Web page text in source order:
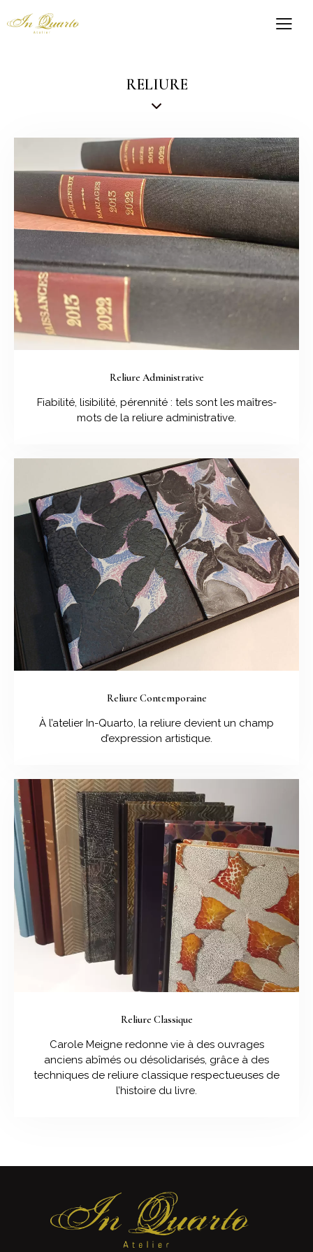
RELIURE
Reliure Administrative
Fiabilité, lisibilité, pérennité : tels sont les maîtres-
mots de la reliure administrative.
Reliure Contemporaine
À l’atelier In-Quarto, la reliure devient un champ
d’expression artistique.
Reliure Classique
Carole Meigne redonne vie à des ouvrages
anciens abîmés ou désolidarisés, grâce à des
techniques de reliure classique respectueuses de
l’histoire du livre.